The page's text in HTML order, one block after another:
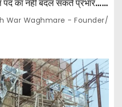
पद का नहीं बदल सकते प्रभार…
प्रशासनिक जांच और नियमों की
War Waghmare - Founder/